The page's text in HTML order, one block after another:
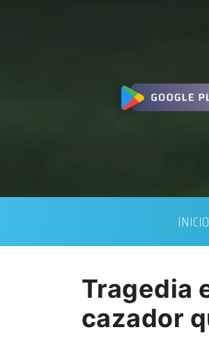
INICIO
Tragedia
cazador